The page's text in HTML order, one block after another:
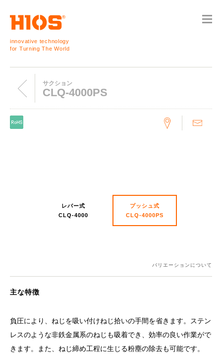
innovative technology
for Turning The World
サクション
CLQ-4000PS
レバー式
CLQ-4000
プッシュ式
CLQ-4000PS
バリエーションについて
主な特徴
負圧により、ねじを吸い付けねじ拾いの手間を省きます。ステン
レスのような非鉄金属系のねじも吸着でき、効率の良い作業がで
きます。また、ねじ締め工程に生じる粉塵の除去も可能です。